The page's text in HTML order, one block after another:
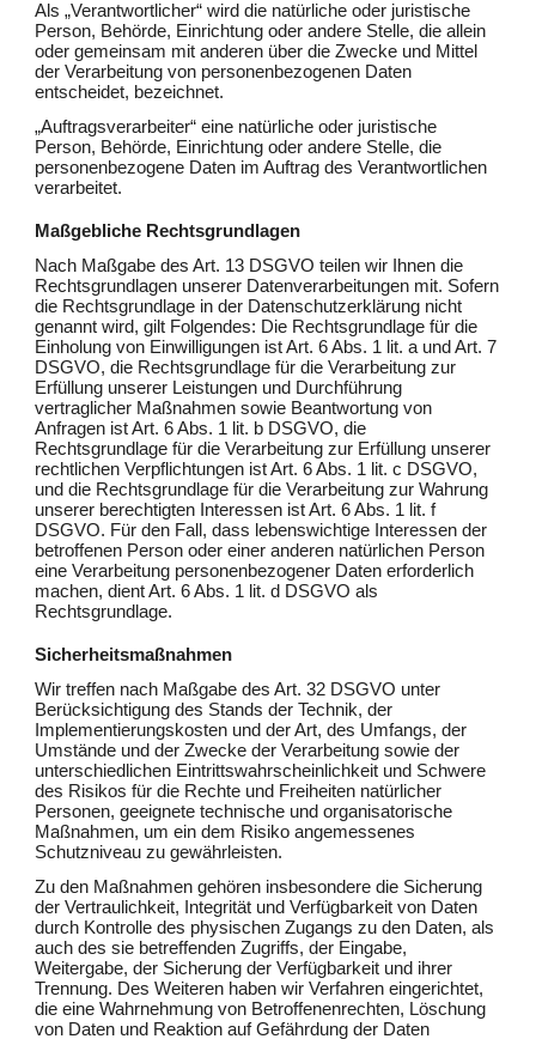
Als „Verantwortlicher“ wird die natürliche oder juristische
Person, Behörde, Einrichtung oder andere Stelle, die allein
oder gemeinsam mit anderen über die Zwecke und Mittel
der Verarbeitung von personenbezogenen Daten
entscheidet, bezeichnet.
„Auftragsverarbeiter“ eine natürliche oder juristische
Person, Behörde, Einrichtung oder andere Stelle, die
personenbezogene Daten im Auftrag des Verantwortlichen
verarbeitet.
Maßgebliche Rechtsgrundlagen
Nach Maßgabe des Art. 13 DSGVO teilen wir Ihnen die
Rechtsgrundlagen unserer Datenverarbeitungen mit. Sofern
die Rechtsgrundlage in der Datenschutzerklärung nicht
genannt wird, gilt Folgendes: Die Rechtsgrundlage für die
Einholung von Einwilligungen ist Art. 6 Abs. 1 lit. a und Art. 7
DSGVO, die Rechtsgrundlage für die Verarbeitung zur
Erfüllung unserer Leistungen und Durchführung
vertraglicher Maßnahmen sowie Beantwortung von
Anfragen ist Art. 6 Abs. 1 lit. b DSGVO, die
Rechtsgrundlage für die Verarbeitung zur Erfüllung unserer
rechtlichen Verpflichtungen ist Art. 6 Abs. 1 lit. c DSGVO,
und die Rechtsgrundlage für die Verarbeitung zur Wahrung
unserer berechtigten Interessen ist Art. 6 Abs. 1 lit. f
DSGVO. Für den Fall, dass lebenswichtige Interessen der
betroffenen Person oder einer anderen natürlichen Person
eine Verarbeitung personenbezogener Daten erforderlich
machen, dient Art. 6 Abs. 1 lit. d DSGVO als
Rechtsgrundlage.
Sicherheitsmaßnahmen
Wir treffen nach Maßgabe des Art. 32 DSGVO unter
Berücksichtigung des Stands der Technik, der
Implementierungskosten und der Art, des Umfangs, der
Umstände und der Zwecke der Verarbeitung sowie der
unterschiedlichen Eintrittswahrscheinlichkeit und Schwere
des Risikos für die Rechte und Freiheiten natürlicher
Personen, geeignete technische und organisatorische
Maßnahmen, um ein dem Risiko angemessenes
Schutzniveau zu gewährleisten.
Zu den Maßnahmen gehören insbesondere die Sicherung
der Vertraulichkeit, Integrität und Verfügbarkeit von Daten
durch Kontrolle des physischen Zugangs zu den Daten, als
auch des sie betreffenden Zugriffs, der Eingabe,
Weitergabe, der Sicherung der Verfügbarkeit und ihrer
Trennung. Des Weiteren haben wir Verfahren eingerichtet,
die eine Wahrnehmung von Betroffenenrechten, Löschung
von Daten und Reaktion auf Gefährdung der Daten